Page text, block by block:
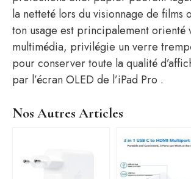
la netteté lors du visionnage de films
ton usage est principalement orienté
multimédia, privilégie un verre
pour conserver toute la qualité
par l’écran OLED de l’iPad Pro .
Nos Autres Articles